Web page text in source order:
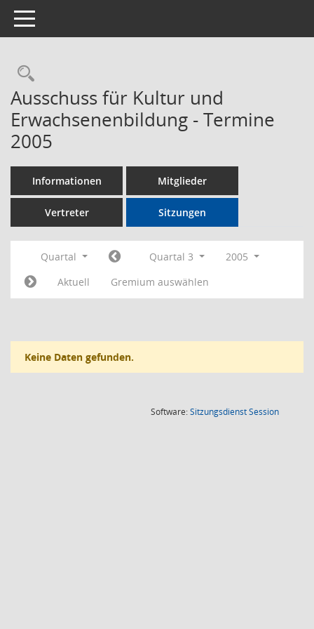
Toggle navigation
Rechercheauswahl
Ausschuss für Kultur und
Erwachsenenbildung - Termine
2005
Informationen Mitglieder
Vertreter Sitzungen
Quartal Quartal 3
2005
Aktuell
Gremium auswählen
Keine Daten gefunden.
Software:SitzungsdienstSession(Wird in